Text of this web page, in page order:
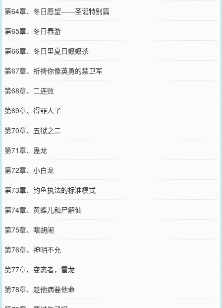
第64章、冬日愿望——圣诞特别篇
第65章、冬日春游
第66章、冬日里夏日嬷嬷茶
第67章、祈祷你像英勇的禁卫军
第68章、二连败
第69章、得罪人了
第70章、五狱之二
第71章、蛊龙
第72章、小白龙
第73章、钓鱼执法的标准模式
第74章、黄蝶儿和尸解仙
第75章、瞎胡闹
第76章、神明不允
第77章、变态者，雷龙
第78章、趁他病要他命